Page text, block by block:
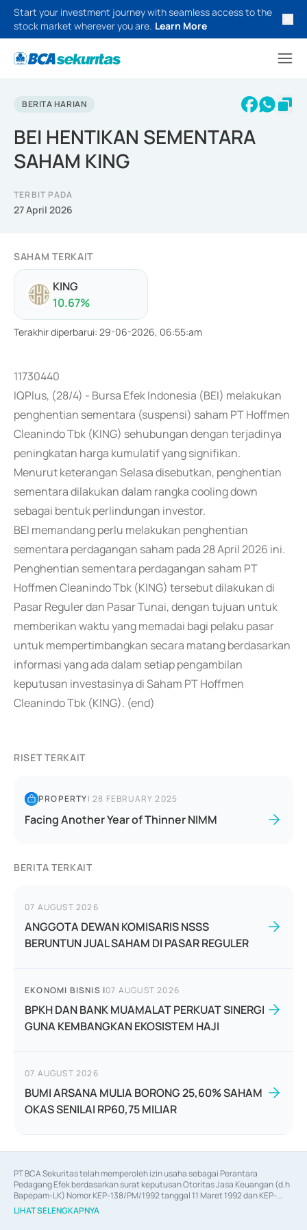
Start your investment journey with seamless access to the
stock market wherever you are. Learn More
BERITA HARIAN
BEI HENTIKAN SEMENTARA
SAHAM KING
TERBIT PADA
27 April 2026
SAHAM TERKAIT
KING
10.67%
Terakhir diperbarui: 29-06-2026, 06:55:am
11730440
IQPlus, (28/4) - Bursa Efek Indonesia (BEI) melakukan
penghentian sementara (suspensi) saham PT Hoffmen
Cleanindo Tbk (KING) sehubungan dengan terjadinya
peningkatan harga kumulatif yang signifikan.
Menurut keterangan Selasa disebutkan, penghentian
sementara dilakukan dalam rangka cooling down
sebagai bentuk perlindungan investor.
BEI memandang perlu melakukan penghentian
sementara perdagangan saham pada 28 April 2026 ini.
Penghentian sementara perdagangan saham PT
Hoffmen Cleanindo Tbk (KING) tersebut dilakukan di
Pasar Reguler dan Pasar Tunai, dengan tujuan untuk
memberikan waktu yang memadai bagi pelaku pasar
untuk mempertimbangkan secara matang berdasarkan
informasi yang ada dalam setiap pengambilan
keputusan investasinya di Saham PT Hoffmen
Cleanindo Tbk (KING). (end)
RISET TERKAIT
PROPERTY|28 FEBRUARY 2025
Facing Another Year of Thinner NIMM
BERITA TERKAIT
07 AUGUST 2026
ANGGOTA DEWAN KOMISARIS NSSS
BERUNTUN JUAL SAHAM DI PASAR REGULER
EKONOMI BISNIS |07 AUGUST 2026
BPKH DAN BANK MUAMALAT PERKUAT SINERGI
GUNA KEMBANGKAN EKOSISTEM HAJI
07 AUGUST 2026
BUMI ARSANA MULIA BORONG 25,60% SAHAM
OKAS SENILAI RP60,75 MILIAR
PT BCA Sekuritas telah memperoleh izin usaha sebagai Perantara
Pedagang Efek berdasarkan surat keputusan Otoritas Jasa Keuangan (d.h
Bapepam-LK) Nomor KEP-138/PM/1992 tanggal 11 Maret 1992 dan KEP-
06/D.04/2014 tanggal 28 Februari 2014, izin usaha sebagai Penjamin Emisi
Efek berdasarkan surat keputusan Otoritas Jasa Keuangan Nomor KEP-
LIHAT SELENGKAPNYA